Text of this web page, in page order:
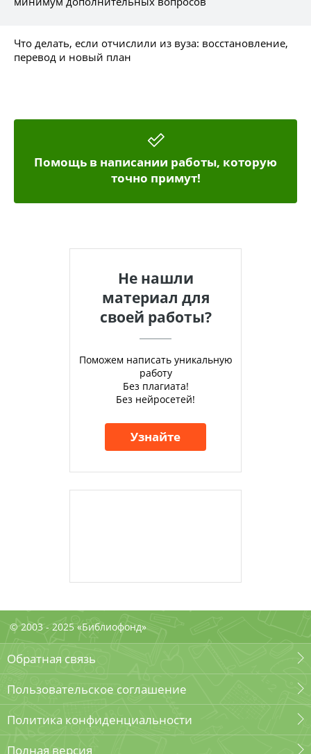
Что делать, если отчислили из вуза: восстановление,
перевод и новый план
Помощь в написании работы, которую
точно примут!
Не нашли
материал для
своей работы?
Поможем написать уникальную
работу
Без плагиата!
Без нейросетей!
Узнайте
© 2003 - 2025 «Библиофонд»
Обратная связь
Пользовательское соглашение
Политика конфиденциальности
Полная версия